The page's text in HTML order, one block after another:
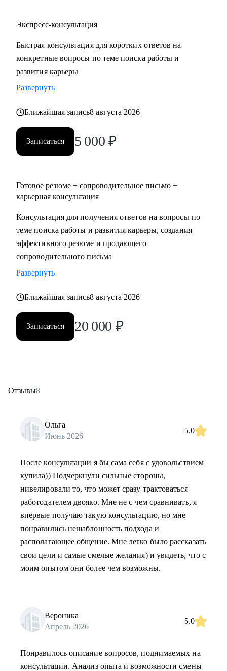
Экспресс-консультация
Быстрая консультация для коротких ответов на
конкретные вопросы по теме поиска работы и
развития карьеры
Развернуть
Ближайшая запись8 августа 2026
Записаться 5 000 ₽
Готовое резюме + сопроводительное письмо +
карьерная консультация
Консультация для получения ответов на вопросы по
теме поиска работы и развития карьеры, создания
эффективного резюме и продающего
сопроводительного письма
Развернуть
Ближайшая запись8 августа 2026
Записаться 20 000 ₽
Отзывы8
Ольга
Июнь 2026
5.0
После консультации я бы сама себя с удовольствием
купила)) Подчеркнули сильные стороны,
нивелировали то, что может сразу трактоваться
работодателем двояко. Мне не с чем сравнивать, я
впервые получаю такую консультацию, но мне
понравились нешаблонность подхода и
располагающее общение. Мне легко было рассказать
свои цели и самые смелые желания) и увидеть, что с
моим опытом они более чем возможны.
Вероника
Апрель 2026
5.0
Понравилось описание вопросов, поднимаемых на
консультации. Анализ опыта и возможности смены